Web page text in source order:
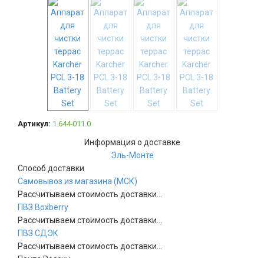
Артикул: 1.644-011.0
Информация о доставке
Эль-Монте
Способ доставки
Самовывоз из магазина (МСК)
Рассчитываем стоимость доставки...
ПВЗ Boxberry
Рассчитываем стоимость доставки...
ПВЗ СДЭК
Рассчитываем стоимость доставки...